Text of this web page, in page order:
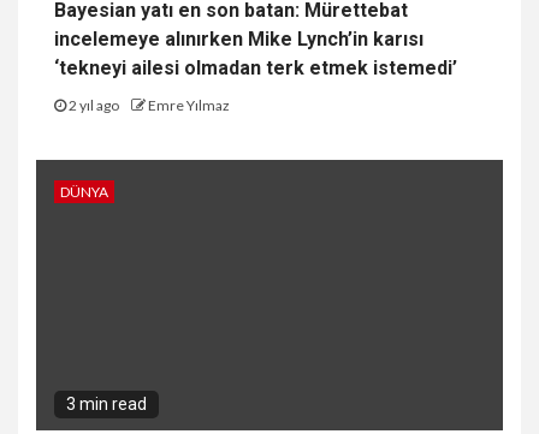
Bayesian yatı en son batan: Mürettebat
incelemeye alınırken Mike Lynch’in karısı
‘tekneyi ailesi olmadan terk etmek istemedi’
2 yıl ago Emre Yılmaz
DÜNYA
3 min read